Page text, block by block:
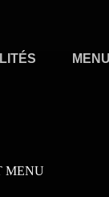
MENU
MENU